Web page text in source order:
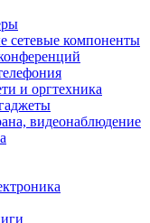
сетевые компоненты
и оргтехника
видеонаблюдение